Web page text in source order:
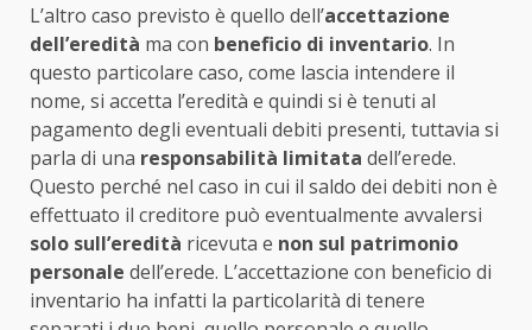
L’altro caso previsto è quello dell’accettazione
dell’eredità ma con beneficio di inventario. In
questo particolare caso, come lascia intendere il
nome, si accetta l’eredità e quindi si è tenuti al
pagamento degli eventuali debiti presenti, tuttavia si
parla di una responsabilità limitata dell’erede.
Questo perché nel caso in cui il saldo dei debiti non è
effettuato il creditore può eventualmente avvalersi
solo sull’eredità ricevuta e non sul patrimonio
personale dell’erede. L’accettazione con beneficio di
inventario ha infatti la particolarità di tenere